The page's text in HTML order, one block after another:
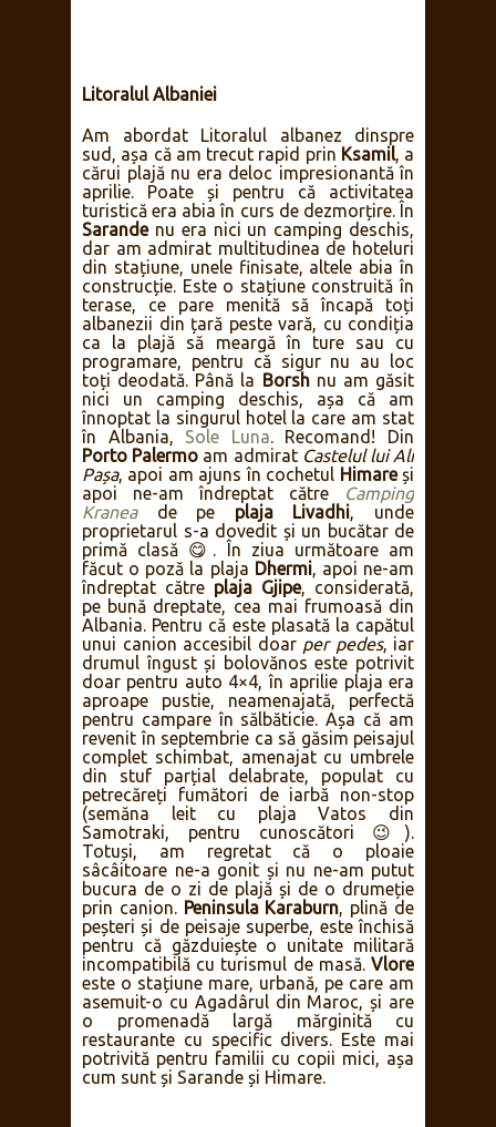
Litoralul Albaniei
Am abordat Litoralul albanez dinspre
sud, așa că am trecut rapid prin Ksamil, a
cărui plajă nu era deloc impresionantă în
aprilie. Poate și pentru că activitatea
turistică era abia în curs de dezmorțire. În
Sarandenu era nici un camping deschis,
dar am admirat multitudinea de hoteluri
din stațiune, unele finisate, altele abia în
construcție. Este o stațiune construită în
terase, ce pare menită să încapă toți
albanezii din țară peste vară, cu condiția
ca la plajă să meargă în ture sau cu
programare, pentru că sigur nu au loc
toți deodată. Până la Borshnu am găsit
nici un camping deschis, așa că am
înnoptat la singurul hotel la care am stat
în Albania, Sole Luna. Recomand! Din
Porto Palermo am admirat Castelul lui Ali
Pașa, apoi am ajuns în cochetul Himareși
apoi ne-am îndreptat către
Camping
Kraneade pe plaja Livadhi, unde
proprietarul s-a dovedit și un bucătar de
primă clasă 😋. În ziua următoare am
făcut o poză la plaja Dhermi, apoi ne-am
îndreptat către plaja Gjipe, considerată,
pe bună dreptate, cea mai frumoasă din
Albania. Pentru că este plasată la capătul
unui canion accesibil doar per pedes, iar
drumul îngust și bolovănos este potrivit
doar pentru auto 4×4, în aprilie plaja era
aproape pustie, neamenajată, perfectă
pentru campare în sălbăticie. Așa că am
revenit în septembrie ca să găsim peisajul
complet schimbat, amenajat cu umbrele
din stuf parțial delabrate, populat cu
petrecăreți fumători de iarbă non-stop
(semăna leit cu plaja Vatos din
Samotraki, pentru cunoscători 😉).
Totuși, am regretat că o ploaie
sâcâitoare ne-a gonit și nu ne-am putut
bucura de o zi de plajă și de o drumeție
prin canion. Peninsula Karaburn, plină de
peșteri și de peisaje superbe, este închisă
pentru că găzduiește o unitate militară
incompatibilă cu turismul de masă. Vlore
este o stațiune mare, urbană, pe care am
asemuit-o cu Agadârul din Maroc, și are
o promenadă largă mărginită cu
restaurante cu specific divers. Este mai
potrivită pentru familii cu copii mici, așa
cum sunt și Sarande și Himare.